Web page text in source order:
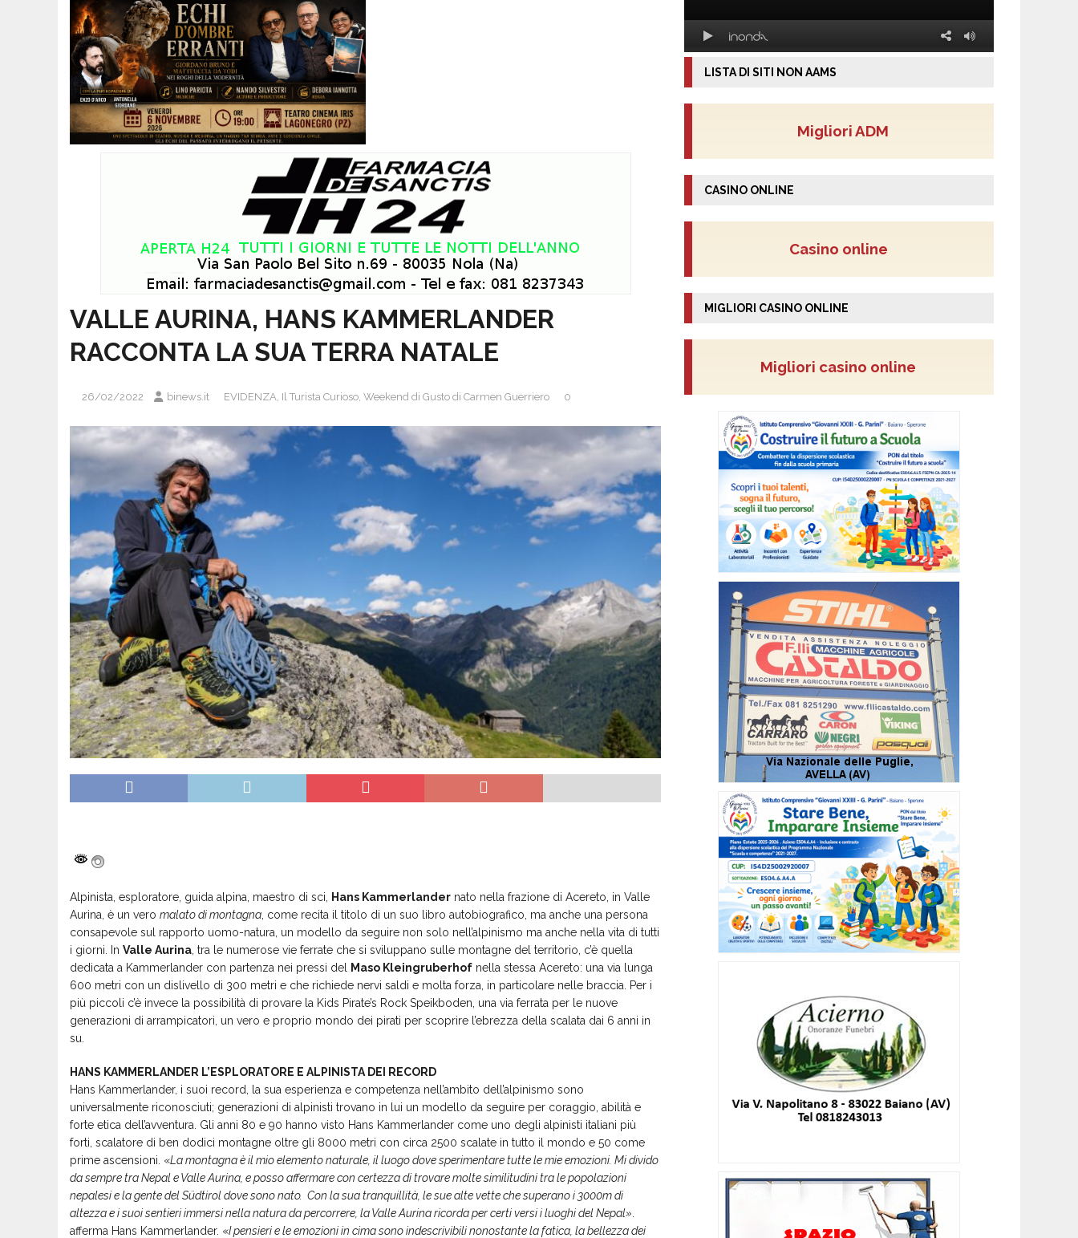
VALLE AURINA, HANS KAMMERLANDER
RACCONTA LA SUA TERRA NATALE
26/02/2022 binews.it EVIDENZA, Il Turista Curioso, Weekend di Gusto di Carmen Guerriero 0
Alpinista, esploratore, guida alpina, maestro di sci, Hans Kammerlander nato nella frazione di Acereto, in Valle
Aurina, è un vero malato di montagna , come recita il titolo di un suo libro autobiografico, ma anche una persona
consapevole sul rapporto uomo-natura, un modello da seguire non solo nell’alpinismo ma anche nella vita di tutti
i giorni. In Valle Aurina , tra le numerose vie ferrate che si sviluppano sulle montagne del territorio, c’è quella
dedicata a Kammerlander con partenza nei pressi del Maso Kleingruberhof nella stessa Acereto: una via lunga
600 metri con un dislivello di 300 metri e che richiede nervi saldi e molta forza, in particolare nelle braccia. Per i
più piccoli c’è invece la possibilità di provare la Kids Pirate’s Rock Speikboden, una via ferrata per le nuove
generazioni di arrampicatori, un vero e proprio mondo dei pirati per scoprire l’ebrezza della scalata dai 6 anni in
su.
HANS KAMMERLANDER L’ESPLORATORE E ALPINISTA DEI RECORD
Hans Kammerlander, i suoi record, la sua esperienza e competenza nell’ambito dell’alpinismo sono
universalmente riconosciuti; generazioni di alpinisti trovano in lui un modello da seguire per coraggio, abilità e
forte etica dell’avventura. Gli anni 80 e 90 hanno visto Hans Kammerlander come uno degli alpinisti italiani più
forti, scalatore di ben dodici montagne oltre gli 8000 metri con circa 2500 scalate in tutto il mondo e 50 come
prime ascensioni. «La montagna è il mio elemento naturale, il luogo dove sperimentare tutte le mie emozioni. Mi divido
da sempre tra Nepal e Valle Aurina, e posso affermare con certezza di trovare molte similitudini tra le popolazioni
nepalesi e la gente del Südtirol dove sono nato. Con la sua tranquillità, le sue alte vette che superano i 3000m di
altezza e i suoi sentieri immersi nella natura da percorrere, la Valle Aurina ricorda per certi versi i luoghi del Nepal»
afferma Hans Kammerlander. «I pensieri e le emozioni in cima sono indescrivibilinonostante la fatica, la bellezza dei
LISTA DI SITI NON AAMS
Migliori ADM
CASINO ONLINE
Casino online
MIGLIORI CASINO ONLINE
Migliori casino online